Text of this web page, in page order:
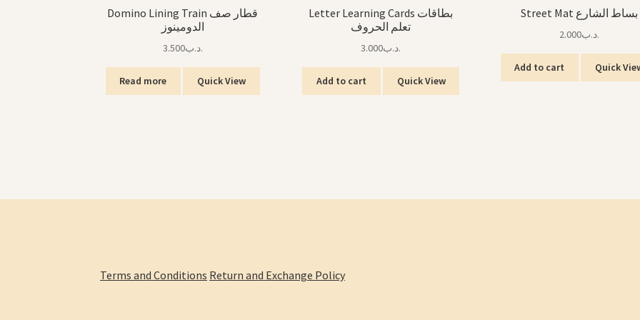
Domino Lining Train قطار صف
الدومينوز
.د.ب3.500
Read more Quick View
Letter Learning Cards بطاقات
تعلم الحروف
.د.ب3.000
Add to cart Quick View
Street Mat بساط الشارع
.د.ب2.000
Add to cart Quick
Terms and Conditions Return and Exchange Policy